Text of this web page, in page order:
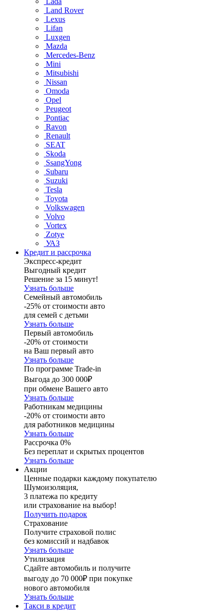
Land Rover
Lexus
Lifan
Luxgen
Mazda
Mercedes-Benz
Mini
Mitsubishi
Nissan
Omoda
Opel
Peugeot
Pontiac
Ravon
Renault
SEAT
Skoda
SsangYong
Subaru
Suzuki
Tesla
Toyota
Volkswagen
Volvo
Vortex
Zotye
УАЗ
Кредит и рассрочка
Экспресс-кредит
Выгодный кредит
Решение за 15 минут!
Узнать больше
Семейный автомобиль
-25% от стоимости авто
для семей с детьми
Узнать больше
Первый автомобиль
-20% от стоимости
на Ваш первый авто
Узнать больше
По программе Trade-in
Выгода до 300 000₽
при обмене Вашего авто
Узнать больше
Работникам медицины
-20% от стоимости авто
для работников медицины
Узнать больше
Рассрочка 0%
Без переплат и скрытых процентов
Узнать больше
Акции
Ценные подарки каждому покупателю
Шумоизоляция,
3 платежа по кредиту
или страхование на выбор!
Получить подарок
Страхование
Получите страховой полис
без комиссий и надбавок
Узнать больше
Утилизация
Сдайте автомобиль и получите
выгоду до 70 000₽ при покупке
нового автомобиля
Узнать больше
Такси в кредит